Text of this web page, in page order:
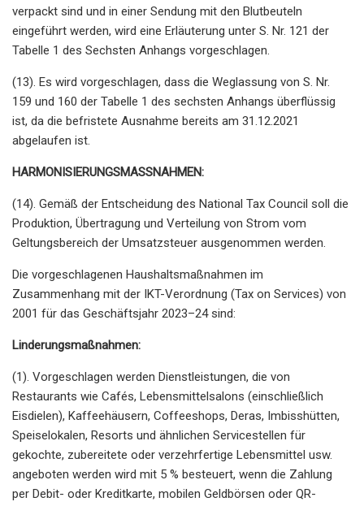
verpackt sind und in einer Sendung mit den Blutbeuteln
eingeführt werden, wird eine Erläuterung unter S. Nr. 121 der
Tabelle 1 des Sechsten Anhangs vorgeschlagen.
(13). Es wird vorgeschlagen, dass die Weglassung von S. Nr.
159 und 160 der Tabelle 1 des sechsten Anhangs überflüssig
ist, da die befristete Ausnahme bereits am 31.12.2021
abgelaufen ist.
HARMONISIERUNGSMASSNAHMEN:
(14). Gemäß der Entscheidung des National Tax Council soll die
Produktion, Übertragung und Verteilung von Strom vom
Geltungsbereich der Umsatzsteuer ausgenommen werden.
Die vorgeschlagenen Haushaltsmaßnahmen im
Zusammenhang mit der IKT-Verordnung (Tax on Services) von
2001 für das Geschäftsjahr 2023–24 sind:
Linderungsmaßnahmen:
(1). Vorgeschlagen werden Dienstleistungen, die von
Restaurants wie Cafés, Lebensmittelsalons (einschließlich
Eisdielen), Kaffeehäusern, Coffeeshops, Deras, Imbisshütten,
Speiselokalen, Resorts und ähnlichen Servicestellen für
gekochte, zubereitete oder verzehrfertige Lebensmittel usw.
angeboten werden wird mit 5 % besteuert, wenn die Zahlung
per Debit- oder Kreditkarte, mobilen Geldbörsen oder QR-